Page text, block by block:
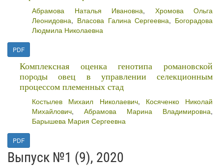
Абрамова Наталья Ивановна, Хромова Ольга
Леонидовна, Власова Галина Сергеевна, Богорадова
Людмила Николаевна
PDF
Комплексная оценка генотипа романовской
породы овец в управлении селекционным
процессом племенных стад
Костылев Михаил Николаевич, Косяченко Николай
Михайлович, Абрамова Марина Владимировна,
Барышева Мария Сергеевна
PDF
Выпуск №1 (9), 2020